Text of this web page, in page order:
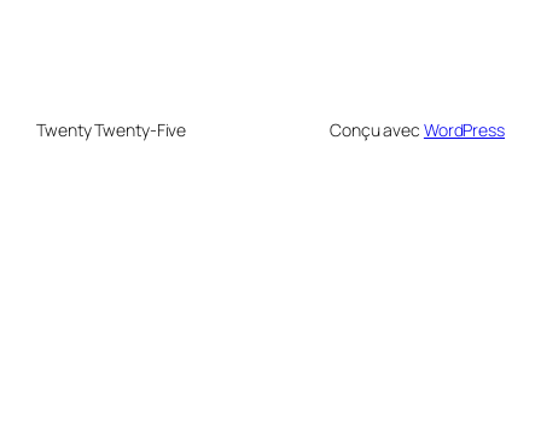
Twenty Twenty-Five Conçu avec WordPress